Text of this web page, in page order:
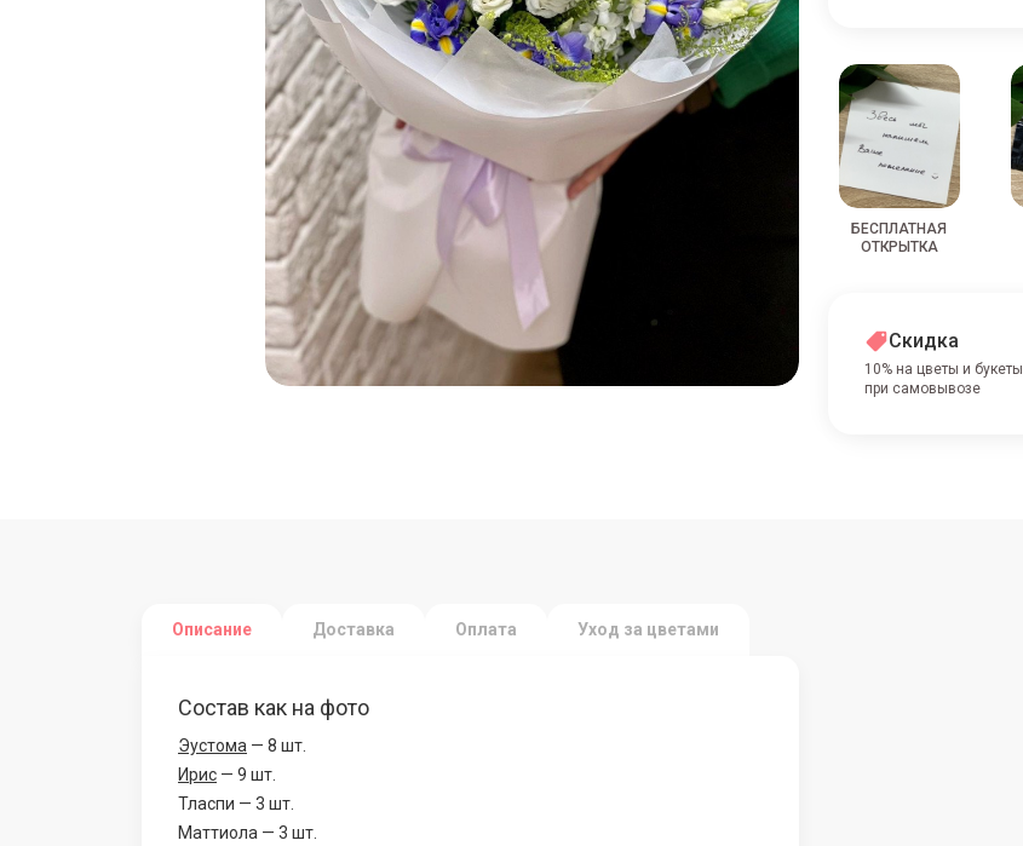
БЕСПЛАТНАЯ
ОТКРЫТКА
Скидка
10% на цветы и букеты
при самовывозе
Описание Доставка Оплата Уход за цветами
Состав как на фото
Эустома — 8 шт.
Ирис — 9 шт.
Тласпи — 3 шт.
Маттиола — 3 шт.